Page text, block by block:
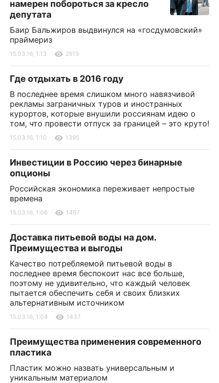
намерен побороться за кресло
депутата
Баир Бальжиров выдвинулся на «госдумовский»
праймериз
15.03.16, 1:13 2919
Где отдыхать в 2016 году
В последнее время слишком много навязчивой
рекламы заграничных туров и иностранных
курортов, которые внушили россиянам идею о
том, что провести отпуск за границей – это круто!
15.03.16, 1:10 1395
Инвестиции в Россию через бинарные
опционы
Российская экономика переживает непростые
времена
15.03.16, 1:06 1467
Доставка питьевой воды на дом.
Преимущества и выгоды
Качество потребляемой питьевой воды в
последнее время беспокоит нас все больше,
поэтому не удивительно, что каждый человек
пытается обеспечить себя и своих близких
альтернативным источником
15.03.16, 1:04 1437
Преимущества применения современного
пластика
Пластик можно назвать универсальным и
уникальным материалом